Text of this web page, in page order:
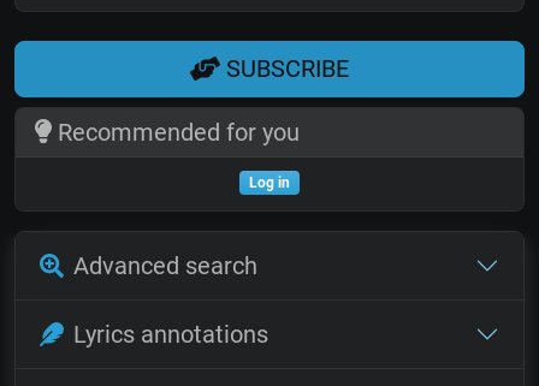
SUBSCRIBE
Recommended for you
Log in
Advanced search
Lyrics annotations